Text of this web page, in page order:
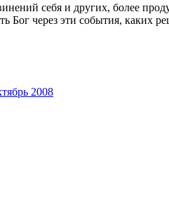
себя и других, более
Бог через эти события, каких
2008